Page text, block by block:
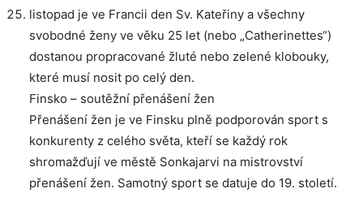
listopad je ve Francii den Sv. Kateřiny a všechny
svobodné ženy ve věku 25 let (nebo „Catherinettes“)
dostanou propracované žluté nebo zelené klobouky,
které musí nosit po celý den.
Finsko – soutěžní přenášení žen
Přenášení žen je ve Finsku plně podporován sport s
konkurenty z celého světa, kteří se každý rok
shromažďují ve městě Sonkajarvi na mistrovství
přenášení žen. Samotný sport se datuje do 19. století.